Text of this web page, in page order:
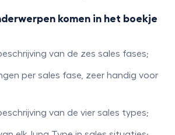
komen in het boekje
van de zes sales fases;
per sales fase, zeer handig voor
van de vier sales types;